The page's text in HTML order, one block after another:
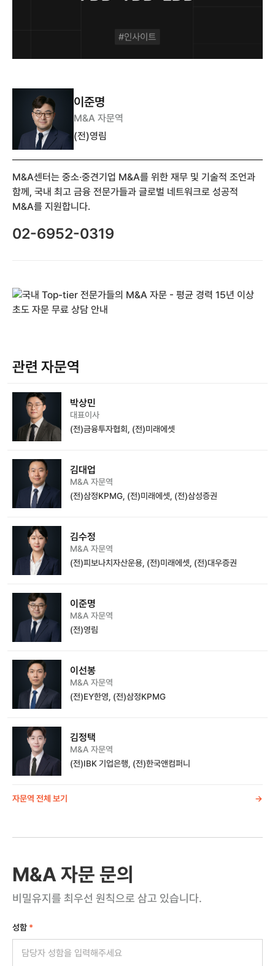
이준명
M&A 자문역
(전)영림
M&A센터는 중소·중견기업 M&A를 위한 재무 및 기술적 조언과
함께, 국내 최고 금융 전문가들과 글로벌 네트워크로 성공적
M&A를 지원합니다.
02-6952-0319
관련 자문역
박상민
대표이사
(전)금융투자협회, (전)미래에셋
김대업
M&A 자문역
(전)삼정KPMG, (전)미래에셋, (전)삼성증권
김수정
M&A 자문역
(전)피보나치자산운용, (전)미래에셋, (전)대우증권
이준명
M&A 자문역
(전)영림
이선봉
M&A 자문역
(전)EY한영, (전)삼정KPMG
김정택
M&A 자문역
(전)IBK 기업은행, (전)한국앤컴퍼니
자문역 전체 보기 ->
M&A 자문 문의
비밀유지를 최우선 원칙으로 삼고 있습니다.
성함 *